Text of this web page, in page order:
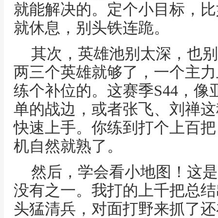
就能解决的。定个小目标，
就休息，别头铁连跪。
其次，英雄池别太深，也
两三个英雄就够了，一个主
练个补位的。这赛季S44，
单的战边，或者张飞、刘禅
快速上手。你练到打个上百
机自然就熟了。
然后，学会看小地图！这
没有之一。我打的上千把总
头猛清兵，对面打野来抓了